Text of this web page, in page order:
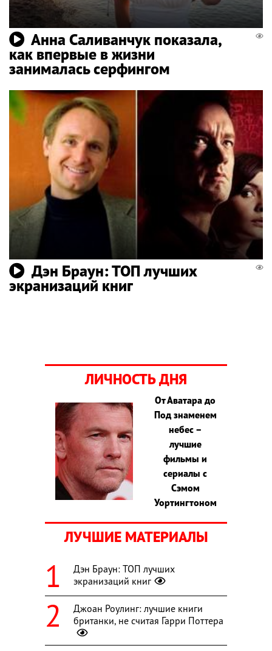
Анна Саливанчук показала,
как впервые в жизни
занималась серфингом
Дэн Браун: ТОП лучших
экранизаций книг
ЛИЧНОСТЬ ДНЯ
От Аватара до
Под знаменем
небес –
лучшие
фильмы и
сериалы с
Сэмом
Уортингтоном
ЛУЧШИЕ МАТЕРИАЛЫ
Дэн Браун: ТОП лучших
экранизаций книг
Джоан Роулинг: лучшие книги
британки, не считая Гарри Поттера